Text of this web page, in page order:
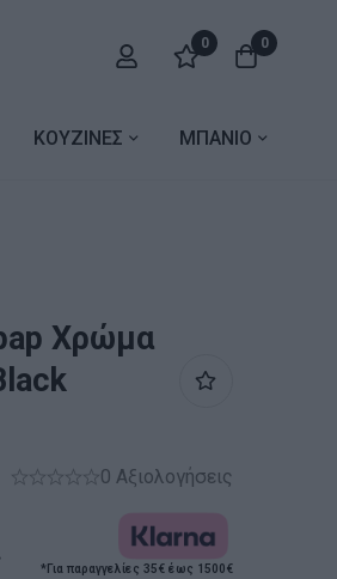
0 0
ΚΟΥΖΙΝΕΣ ΜΠΑΝΙΟ
Χρώμα
0 Αξιολογήσεις
*Για παραγγελίες 35€ έως 1500€